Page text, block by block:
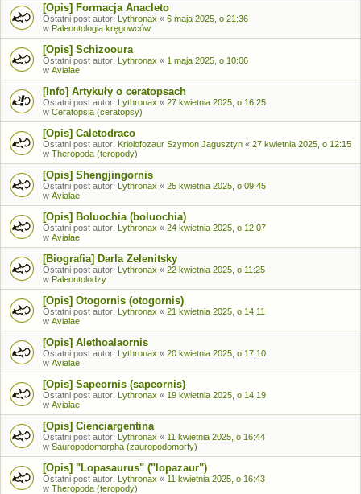
[Opis] Formacja Anacleto
Ostatni post autor: Lythronax « 6 maja 2025, o 21:36
w Paleontologia kręgowców
[Opis] Schizooura
Ostatni post autor: Lythronax « 1 maja 2025, o 10:06
w Avialae
[Info] Artykuły o ceratopsach
Ostatni post autor: Lythronax « 27 kwietnia 2025, o 16:25
w Ceratopsia (ceratopsy)
[Opis] Caletodraco
Ostatni post autor: Kriolofozaur Szymon Jagusztyn « 27 kwietnia 2025, o 12:15
w Theropoda (teropody)
[Opis] Shengjingornis
Ostatni post autor: Lythronax « 25 kwietnia 2025, o 09:45
w Avialae
[Opis] Boluochia (boluochia)
Ostatni post autor: Lythronax « 24 kwietnia 2025, o 12:07
w Avialae
[Biografia] Darla Zelenitsky
Ostatni post autor: Lythronax « 22 kwietnia 2025, o 11:25
w Paleontolodzy
[Opis] Otogornis (otogornis)
Ostatni post autor: Lythronax « 21 kwietnia 2025, o 14:11
w Avialae
[Opis] Alethoalaornis
Ostatni post autor: Lythronax « 20 kwietnia 2025, o 17:10
w Avialae
[Opis] Sapeornis (sapeornis)
Ostatni post autor: Lythronax « 19 kwietnia 2025, o 14:19
w Avialae
[Opis] Cienciargentina
Ostatni post autor: Lythronax « 11 kwietnia 2025, o 16:44
w Sauropodomorpha (zauropodomorfy)
[Opis] "Lopasaurus" ("lopazaur")
Ostatni post autor: Lythronax « 11 kwietnia 2025, o 16:43
w Theropoda (teropody)